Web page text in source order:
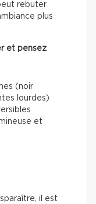
rebuter
plus
et pensez
(noir
lourdes)
et
il est